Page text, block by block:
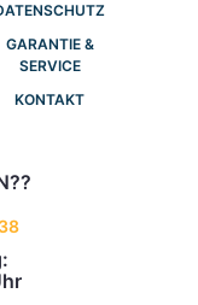
GARANTIE &
SERVICE
KONTAKT